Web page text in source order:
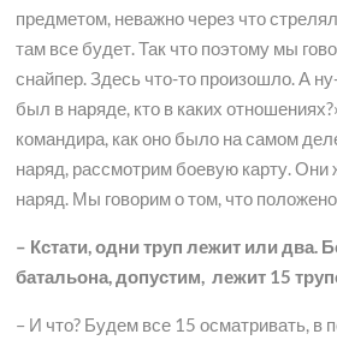
предметом, неважно через что
там все будет. Так что поэтому мы
снайпер. Здесь что-то произошло. А
был в наряде, кто в каких
командира, как оно было на самом
наряд, рассмотрим боевую карту. Они
наряд. Мы говорим о том, что положено
– Кстати, одни труп лежит или два.
батальона, допустим, лежит 15
– И что? Будем все 15 осматривать, в